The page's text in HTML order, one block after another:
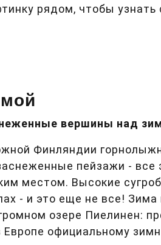
рядом, чтобы узнать
вершины над
Финляндии
пейзажи - все
местом. Высокие
- и это еще не все!
озере Пиелинен:
официальному